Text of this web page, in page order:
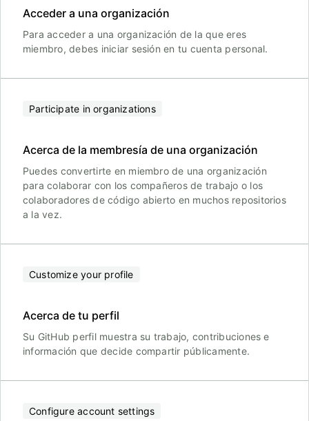
Acceder a una organización
Para acceder a una organización de la que eres
miembro, debes iniciar sesión en tu cuenta personal.
Participate in organizations
Acerca de la membresía de una organización
Puedes convertirte en miembro de una organización
para colaborar con los compañeros de trabajo o los
colaboradores de código abierto en muchos repositorios
a la vez.
Customize your profile
Acerca de tu perfil
Su GitHub perfil muestra su trabajo, contribuciones e
información que decide compartir públicamente.
Configure account settings